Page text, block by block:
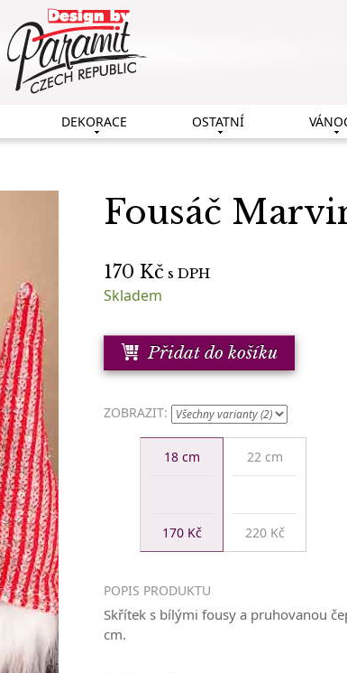
Fousáč
170 Kč s DPH
Skladem
Přidat do košíku
ZOBRAZIT:
18 cm
170 Kč
22 cm
220 Kč
POPIS PRODUKTU
Skřítek s bílými fousy a pruhovanou
cm.
DEKORACE OSTATNÍ